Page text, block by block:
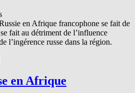
en Afrique francophone se fait de
fait au détriment de l’influence
l’ingérence russe dans la région.
en Afrique